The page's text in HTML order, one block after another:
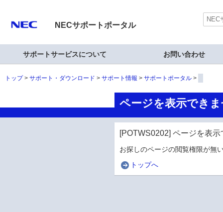
NECサポートポータル
サポートサービスについて お問い合わせ
トップ サポート・ダウンロード サポート情報 サポートポータル
ページを表示でき
[POTWS0202] ページを表
お探しのページの閲覧権限が無
トップへ